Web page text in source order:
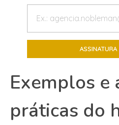
Exemplos e
práticas do